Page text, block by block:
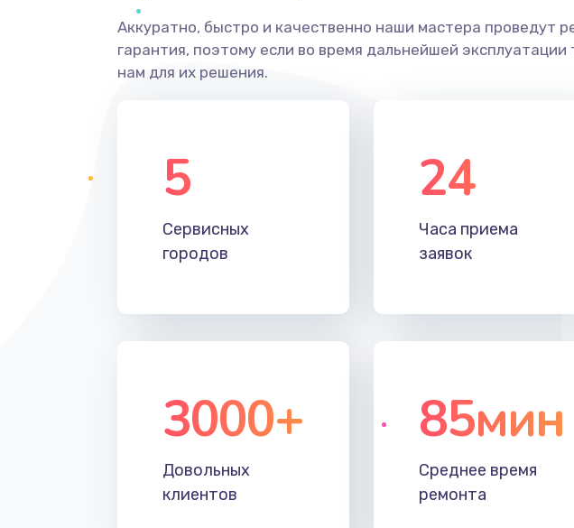
Аккуратно, быстро и качественно наши мастера проведут
гарантия, поэтому если во время дальнейшей
нам для их решения.
5
Сервисных
городов
24
Часа приема
заявок
3000+
Довольных
клиентов
85мин
Среднее время
ремонта